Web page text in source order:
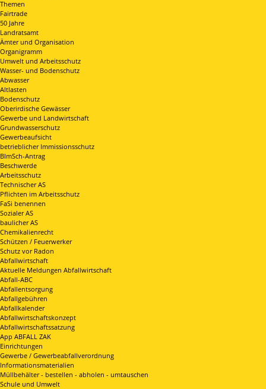
Themen
Fairtrade
50 Jahre
Landratsamt
Ämter und Organisation
Organigramm
Umwelt und Arbeitsschutz
Wasser- und Bodenschutz
Abwasser
Altlasten
Bodenschutz
Oberirdische Gewässer
Gewerbe und Landwirtschaft
Grundwasserschutz
Gewerbeaufsicht
betrieblicher Immissionsschutz
BImSch-Antrag
Beschwerde
Arbeitsschutz
Technischer AS
Pflichten im Arbeitsschutz
FaSi benennen
Sozialer AS
baulicher AS
Chemikalienrecht
Schützen / Feuerwerker
Schutz vor Radon
Abfallwirtschaft
Aktuelle Meldungen Abfallwirtschaft
Abfall-ABC
Abfallentsorgung
Abfallgebühren
Abfallkalender
Abfallwirtschaftskonzept
Abfallwirtschaftssatzung
App ABFALL ZAK
Einrichtungen
Gewerbe / Gewerbeabfallverordnung
Informationsmaterialien
Müllbehälter - bestellen - abholen - umtauschen
Schule und Umwelt